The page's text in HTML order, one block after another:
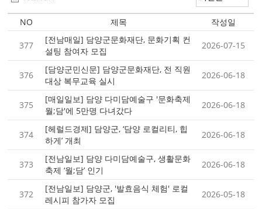
NO 제목 작성일
377
[전남매일] 담양군문화재단, 문화기획 컨
설팅 참여자 모집
2026-07-15
376
[담양군민신문] 담양군문화재단, 전 직원
대상 복무교육 실시
2026-06-18
375
[매일일보] 담양 다미담예술구 '문화축제
월;담'에 5만명 다녀갔다
2026-06-18
374
[헤럴드경제] 담양군, ‘담양 로컬리티, 힙
하게’ 개최
2026-06-18
373
[전남일보] 담양 다미담예술구, 생활문화
축제 ‘월;담’ 인기
2026-06-18
372
[전남일보] 담양군, '발효음식 체험' 로컬
레시피 참가자 모집
2026-05-18